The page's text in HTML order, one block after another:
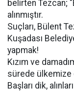
belirten Tezcan;
alınmıştır.
Suçları, Bülent
Kuşadası
yapmak!
Kızım ve
sürede ülkemize
Başları dik,